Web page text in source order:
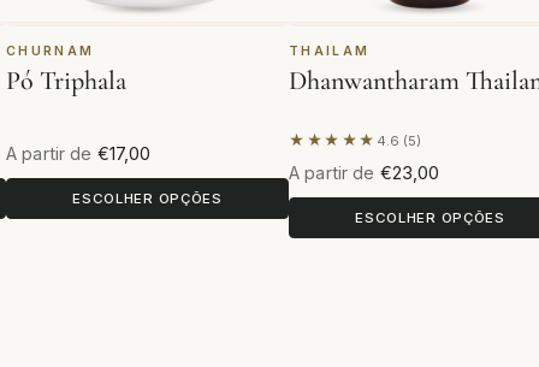
CHURNAM
Pó Triphala
A partir de €17,00
ESCOLHER OPÇÕES
THAILAM
Dhanwantharam
★★★★★ 4.6 (5)
Com base em 5 avaliações
A partir de €23,00
ESCOLHER OPÇÕES